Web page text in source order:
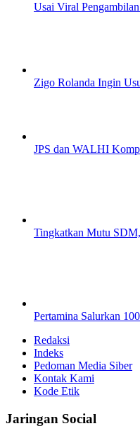
Usai Viral
Zigo Rolanda Ingin
JPS dan WALHI
Tingkatkan Mutu
Pertamina Salurkan
Redaksi
Indeks
Pedoman Media Siber
Kontak Kami
Kode Etik
Jaringan Social